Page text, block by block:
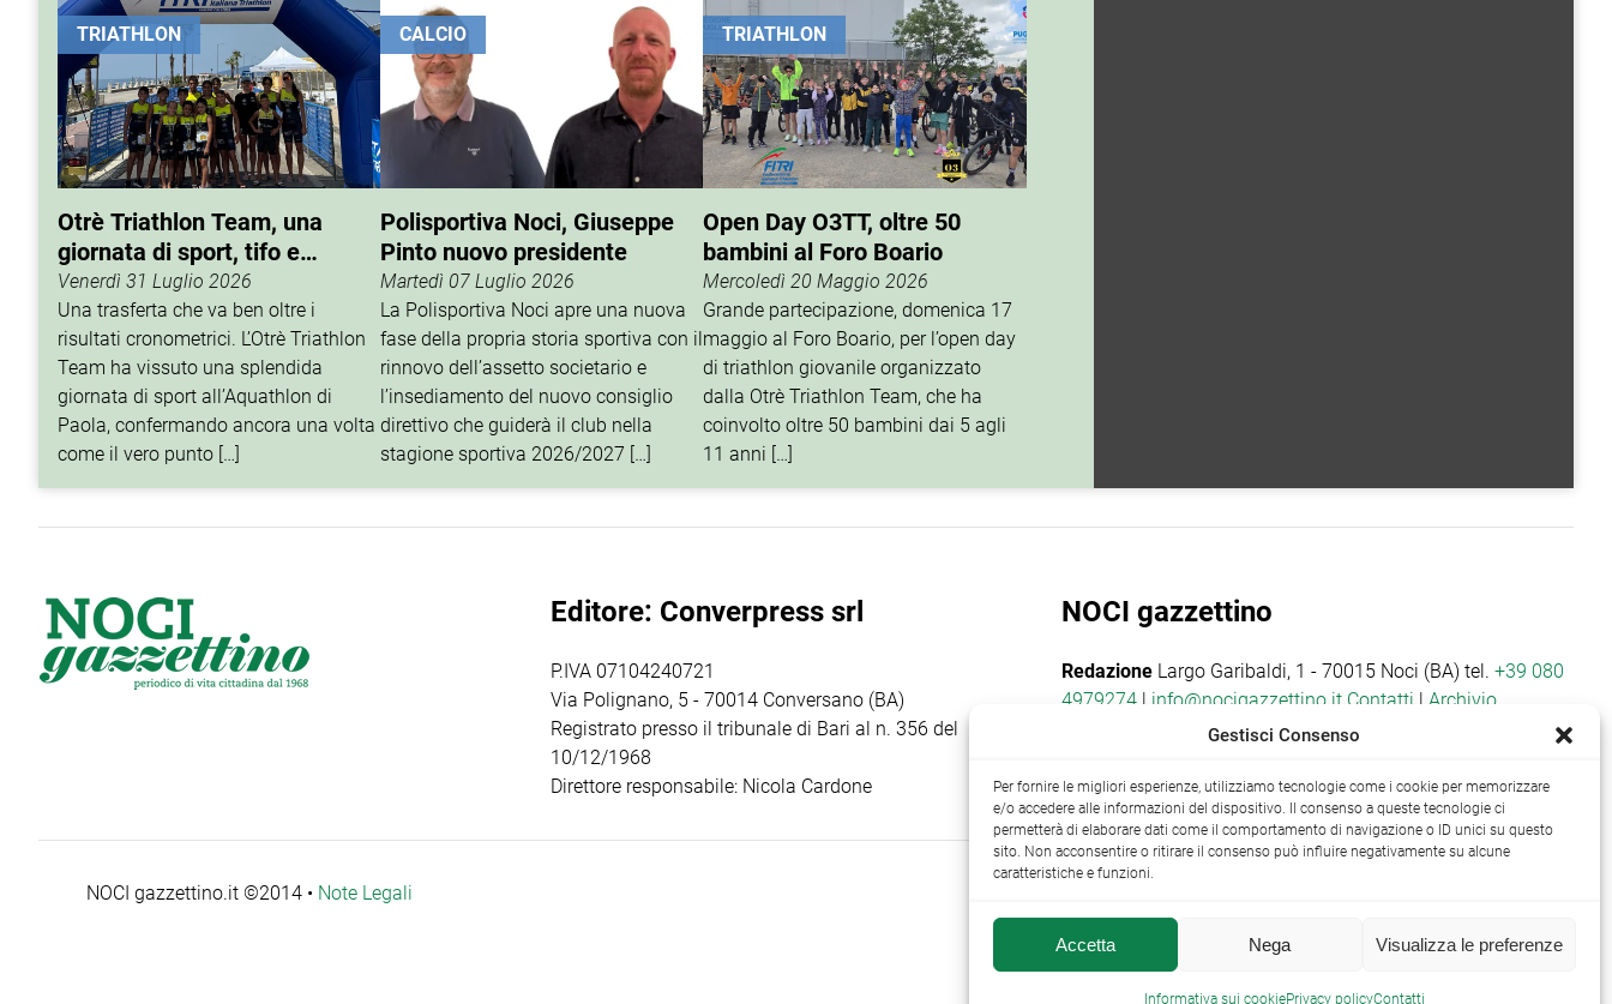
TRIATHLON
Otrè Triathlon Team, una
giornata di sport, tifo e
condivisione
Venerdì 31 Luglio 2026
Una trasferta che va ben oltre i
risultati cronometrici. L’Otrè Triathlon
Team ha vissuto una splendida
giornata di sport all’Aquathlon di
Paola, confermando ancora una volta
come il vero punto […]
CALCIO
Polisportiva Noci, Giuseppe
Pinto nuovo presidente
Martedì 07 Luglio 2026
La Polisportiva Noci apre una nuova
fase della propria storia sportiva con il
rinnovo dell’assetto societario e
l’insediamento del nuovo consiglio
direttivo che guiderà il club nella
stagione sportiva 2026/2027 […]
TRIATHLON
Open Day O3TT, oltre 50
bambini al Foro Boario
Mercoledì 20 Maggio 2026
Grande partecipazione, domenica 17
maggio al Foro Boario, per l’open day
di triathlon giovanile organizzato
dalla Otrè Triathlon Team, che ha
coinvolto oltre 50 bambini dai 5 agli
11 anni […]
Editore: Converpress srl
P.IVA 07104240721
Via Polignano, 5 - 70014 Conversano (BA)
Registrato presso il tribunale di Bari al n. 356 del
10/12/1968
Direttore responsabile: Nicola Cardone
NOCI gazzettino
Redazione Largo Garibaldi, 1 - 70015 Noci (BA) tel.+39 080
4979274 | info@nocigazzettino.it Contatti | Archivio
NOCI gazzettino.it ©2014 • Note Legali
Gestisci Consenso
Per fornire le migliori esperienze, utilizziamo tecnologie come i cookie per memorizzare
e/o accedere alle informazioni del dispositivo. Il consenso a queste tecnologie ci
permetterà di elaborare dati come il comportamento di navigazione o ID unici su questo
sito. Non acconsentire o ritirare il consenso può influire negativamente su alcune
caratteristiche e funzioni.
Accetta Nega Visualizza le preferenze
Informativa sui cookiePrivacy policyContatti